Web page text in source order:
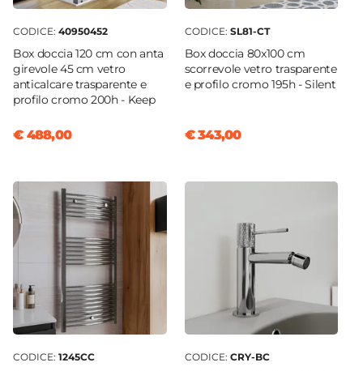
CODICE: 40950452
Box doccia 120 cm con anta
girevole 45 cm vetro
anticalcare trasparente e
profilo cromo 200h - Keep
€ 488,00
CODICE: SL81-CT
Box doccia 80x100 cm
scorrevole vetro trasparente
e profilo cromo 195h - Silent
€ 343,00
CODICE: 1245CC CODICE: CRY-BC